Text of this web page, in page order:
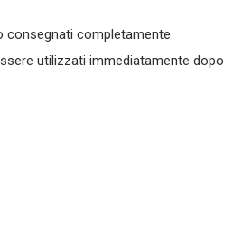
consegnati completamente
utilizzati immediatamente dopo